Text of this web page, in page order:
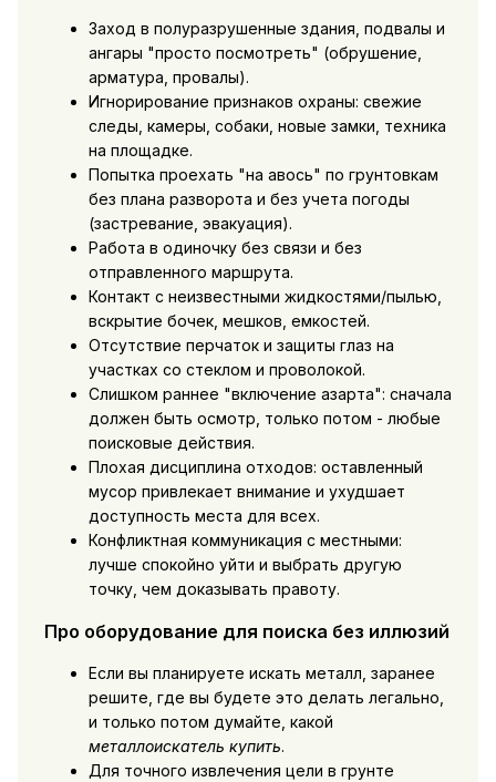
Заход в полуразрушенные здания, подвалы и
ангары "просто посмотреть" (обрушение,
арматура, провалы).
Игнорирование признаков охраны: свежие
следы, камеры, собаки, новые замки, техника
на площадке.
Попытка проехать "на авось" по грунтовкам
без плана разворота и без учета погоды
(застревание, эвакуация).
Работа в одиночку без связи и без
отправленного маршрута.
Контакт с неизвестными жидкостями/пылью,
вскрытие бочек, мешков, емкостей.
Отсутствие перчаток и защиты глаз на
участках со стеклом и проволокой.
Слишком раннее "включение азарта": сначала
должен быть осмотр, только потом - любые
поисковые действия.
Плохая дисциплина отходов: оставленный
мусор привлекает внимание и ухудшает
доступность места для всех.
Конфликтная коммуникация с местными:
лучше спокойно уйти и выбрать другую
точку, чем доказывать правоту.
Про оборудование для поиска без иллюзий
Если вы планируете искать металл, заранее
решите, где вы будете это делать легально,
и только потом думайте, какой
металлоискатель купить.
Для точного извлечения цели в грунте